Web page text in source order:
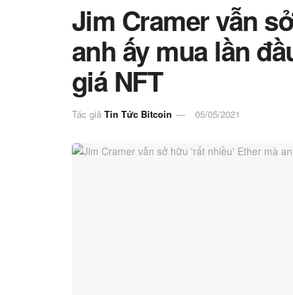
Jim Cramer vẫn
anh ấy mua lần
giá NFT
Tác giả Tin Tức Bitcoin 05/05/2021